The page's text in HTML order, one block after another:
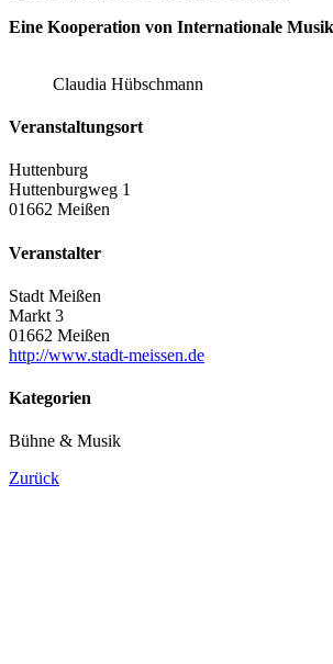
Eine Kooperation von Internationale
Claudia Hübschmann
Veranstaltungsort
Huttenburg
Huttenburgweg 1
01662 Meißen
Veranstalter
Stadt Meißen
Markt 3
01662 Meißen
http://www.stadt-meissen.de
Kategorien
Bühne & Musik
Zurück